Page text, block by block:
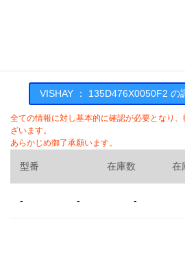
VISHAY ： 135D476X0050F2 の
全ての情報に対し基本的に確認が必要となり
ざいます。
あらかじめ御了承願います。
型番 在庫数 在
- - -